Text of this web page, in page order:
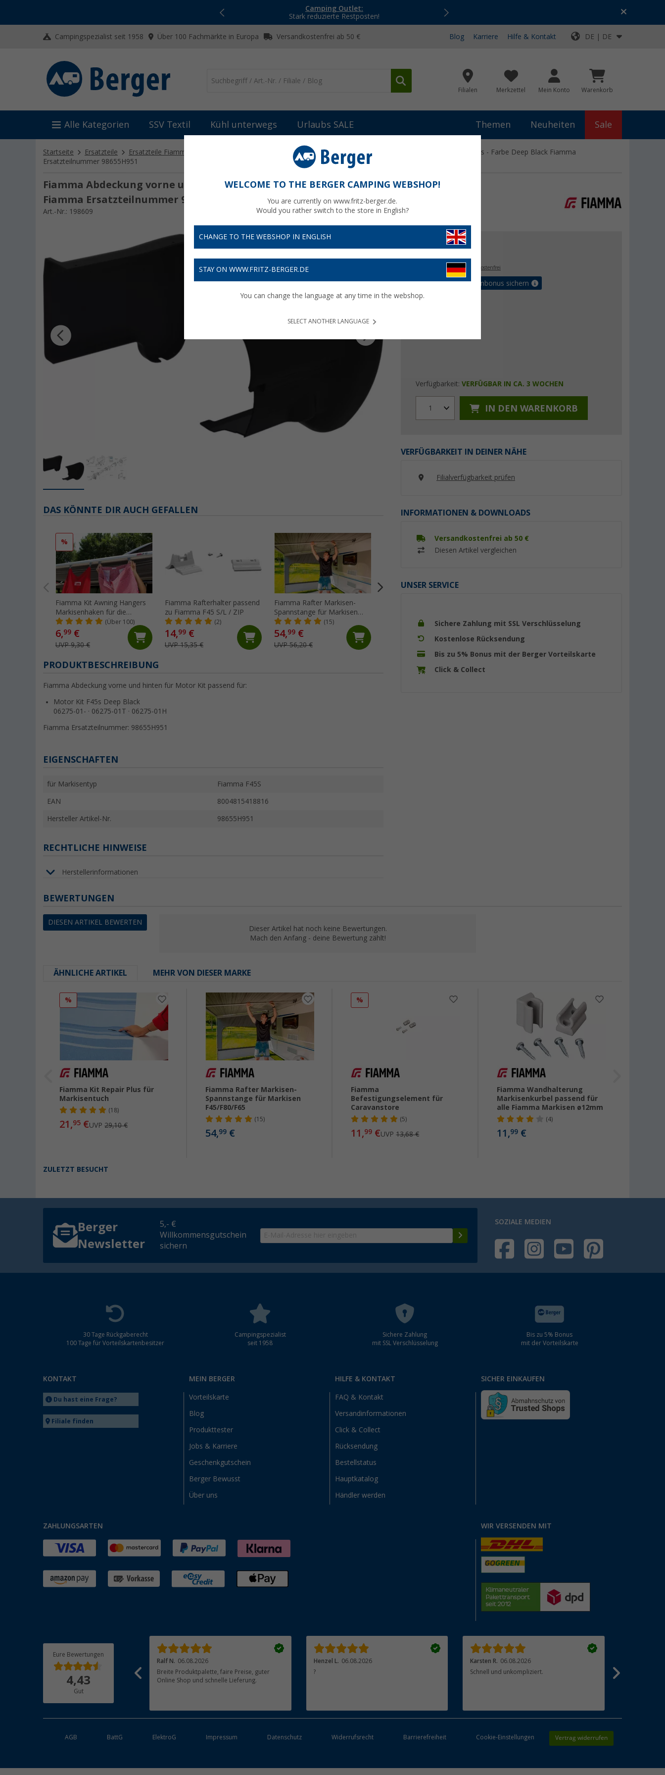
Camping Outlet:
Stark reduzierte Restposten!
Top-Deals für dein Abenteuer!
Campingspezialist seit 1958 Über 100 Fachmärkte in Europa Versandkostenfrei ab 50 € Blog Karriere Hilfe & Kontakt DE | DE
Filialen Merkzettel Mein Konto Warenkorb
Alle Kategorien SSV Textil Kühl unterwegs Urlaubs SALE Themen Neuheiten Sale
Startseite Ersatzteile Ersatzteile Fiamma
Fiamma Abdeckung vorne und hinten für Motor Kit F45s - Farbe Deep Black Fiamma
Ersatzteilnummer 98655H951
Fiamma Abdeckung vorne und hinten für Motor Kit F45s - Farbe Deep Black
Fiamma Ersatzteilnummer 98655H951
Art.-Nr.: 198609
253,- €
Preise inkl. MwSt.,versandkostenfrei
7,59€ Vorteilskartenbonus sichern
Verfügbarkeit: VERFÜGBAR IN CA. 3 WOCHEN
1 IN DEN WARENKORB
VERFÜGBARKEIT IN DEINER NÄHE
Filialverfügbarkeit prüfen
INFORMATIONEN & DOWNLOADS
Versandkostenfrei ab 50 €
Diesen Artikel vergleichen
UNSER SERVICE
Sichere Zahlung mit SSL Verschlüsselung
Kostenlose Rücksendung
Bis zu 5% Bonus mit der Berger Vorteilskarte
Click & Collect
DAS KÖNNTE DIR AUCH GEFALLEN
%
Fiamma Kit Awning Hangers
Markisenhaken für die
Kederschiene
(Über 100)
6,99 €
UVP 9,30 €
Fiamma Rafterhalter passend
zu Fiamma F45 S/L / ZIP
(2)
14,99 €
UVP 15,35 €
Fiamma Rafter Markisen-
Spannstange für Markisen
F45/F80/F65
(15)
54,99 €
UVP 56,20 €
(18)
%
(4)
UVP 54,80 €
PRODUKTBESCHREIBUNG
Fiamma Abdeckung vorne und hinten für Motor Kit passend für:
Motor Kit F45s Deep Black
06275-01- · 06275-01T · 06275-01H
Fiamma Ersatzteilnummer: 98655H951
EIGENSCHAFTEN
für Markisentyp Fiamma F45S
EAN 8004815418816
Hersteller Artikel-Nr. 98655H951
RECHTLICHE HINWEISE
Herstellerinformationen
BEWERTUNGEN
DIESEN ARTIKEL BEWERTEN
Dieser Artikel hat noch keine Bewertungen.
Mach den Anfang - deine Bewertung zählt!
ÄHNLICHE ARTIKEL MEHR VON DIESER MARKE
%
Fiamma Kit Repair Plus für
Markisentuch
(18)
21,95 €UVP29,10 €
Fiamma Rafter Markisen-
Spannstange für Markisen
F45/F80/F65
(15)
54,99€
%
Fiamma
Befestigungselement für
Caravanstore
(5)
11,99 €UVP13,68 €
Fiamma Wandhalterung
Markisenkurbel passend für
alle Fiamma Markisen ø12mm
(4)
11,99€
ZULETZT BESUCHT
Berger
Newsletter
5,- €
Willkommensgutschein
sichern
SOZIALE MEDIEN
30 Tage Rückgaberecht
100 Tage für Vorteilskartenbesitzer
Campingspezialist
seit 1958
Sichere Zahlung
mit SSL Verschlüsselung
Bis zu 5% Bonus
mit der Vorteilskarte
KONTAKT
Du hast eine Frage?
Filiale finden
MEIN BERGER
Vorteilskarte
Blog
Produkttester
Jobs & Karriere
Geschenkgutschein
Berger Bewusst
Über uns
HILFE & KONTAKT
FAQ & Kontakt
Versandinformationen
Click & Collect
Rücksendung
Bestellstatus
Hauptkatalog
Händler werden
SICHER EINKAUFEN
ZAHLUNGSARTEN WIR VERSENDEN MIT
Eure Bewertungen
4,43
Gut
06.08.2026
Leicht verspätete Lieferung.Aber gute
Ralf N. 06.08.2026
Breite Produktpalette, faire Preise, guter
Online Shop und schnelle Lieferung.
Henzel L. 06.08.2026
?
Karsten R. 06.08.2026
Schnell und unkompliziert.
AGB BattG ElektroG Impressum Datenschutz Widerrufsrecht Barrierefreiheit Cookie-Einstellungen Vertrag widerrufen
WELCOME TO THE BERGER CAMPING WEBSHOP!
You are currently on www.fritz-berger.de.
Would you rather switch to the store in English?
CHANGE TO THE WEBSHOP IN ENGLISH
STAY ON WWW.FRITZ-BERGER.DE
You can change the language at any time in the webshop.
SELECT ANOTHER LANGUAGE